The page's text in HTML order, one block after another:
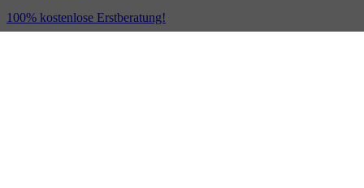
100% kostenlose Erstberatung!